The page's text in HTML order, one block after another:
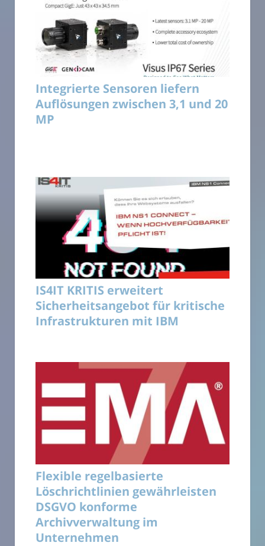
Integrierte Sensoren liefern
Auflösungen zwischen 3,1 und 20
MP
IS4IT KRITIS erweitert
Sicherheitsangebot für kritische
Infrastrukturen mit IBM
Flexible regelbasierte
Löschrichtlinien gewährleisten
DSGVO konforme
Archivverwaltung im
Unternehmen